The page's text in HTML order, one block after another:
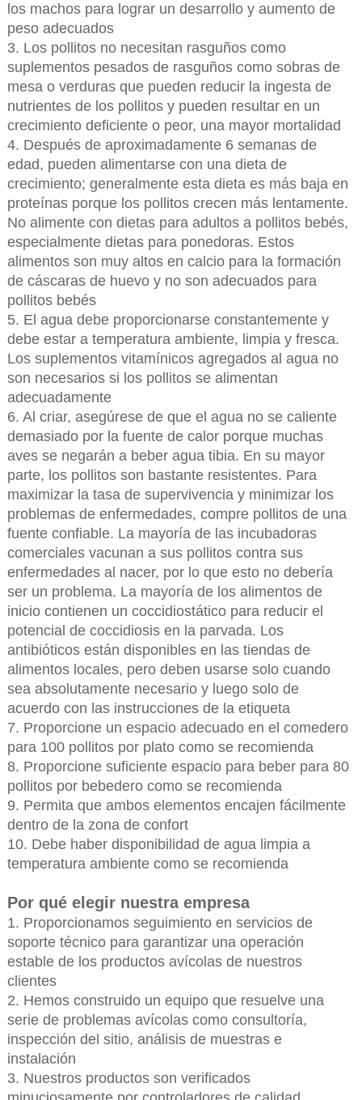
los machos para lograr un desarrollo y aumento de
peso adecuados
3. Los pollitos no necesitan rasguños como
suplementos pesados de rasguños como sobras de
mesa o verduras que pueden reducir la ingesta de
nutrientes de los pollitos y pueden resultar en un
crecimiento deficiente o peor, una mayor mortalidad
4. Después de aproximadamente 6 semanas de
edad, pueden alimentarse con una dieta de
crecimiento; generalmente esta dieta es más baja en
proteínas porque los pollitos crecen más lentamente.
No alimente con dietas para adultos a pollitos bebés,
especialmente dietas para ponedoras. Estos
alimentos son muy altos en calcio para la formación
de cáscaras de huevo y no son adecuados para
pollitos bebés
5. El agua debe proporcionarse constantemente y
debe estar a temperatura ambiente, limpia y fresca.
Los suplementos vitamínicos agregados al agua no
son necesarios si los pollitos se alimentan
adecuadamente
6. Al criar, asegúrese de que el agua no se caliente
demasiado por la fuente de calor porque muchas
aves se negarán a beber agua tibia. En su mayor
parte, los pollitos son bastante resistentes. Para
maximizar la tasa de supervivencia y minimizar los
problemas de enfermedades, compre pollitos de una
fuente confiable. La mayoría de las incubadoras
comerciales vacunan a sus pollitos contra sus
enfermedades al nacer, por lo que esto no debería
ser un problema. La mayoría de los alimentos de
inicio contienen un coccidiostático para reducir el
potencial de coccidiosis en la parvada. Los
antibióticos están disponibles en las tiendas de
alimentos locales, pero deben usarse solo cuando
sea absolutamente necesario y luego solo de
acuerdo con las instrucciones de la etiqueta
7. Proporcione un espacio adecuado en el comedero
para 100 pollitos por plato como se recomienda
8. Proporcione suficiente espacio para beber para 80
pollitos por bebedero como se recomienda
9. Permita que ambos elementos encajen fácilmente
dentro de la zona de confort
10. Debe haber disponibilidad de agua limpia a
temperatura ambiente como se recomienda
Por qué elegir nuestra empresa
1. Proporcionamos seguimiento en servicios de
soporte técnico para garantizar una operación
estable de los productos avícolas de nuestros
clientes
2. Hemos construido un equipo que resuelve una
serie de problemas avícolas como consultoría,
inspección del sitio, análisis de muestras e
instalación
3. Nuestros productos son verificados